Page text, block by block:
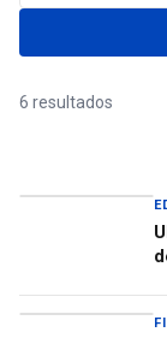
6 resultados